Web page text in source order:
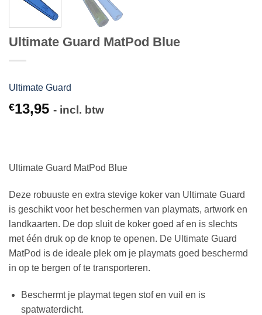
Ultimate Guard MatPod Blue
Ultimate Guard
€13,95 - incl. btw
Ultimate Guard MatPod Blue
Deze robuuste en extra stevige koker van Ultimate Guard
is geschikt voor het beschermen van playmats, artwork en
landkaarten. De dop sluit de koker goed af en is slechts
met één druk op de knop te openen. De Ultimate Guard
MatPod is de ideale plek om je playmats goed beschermd
in op te bergen of te transporteren.
Beschermt je playmat tegen stof en vuil en is
spatwaterdicht.